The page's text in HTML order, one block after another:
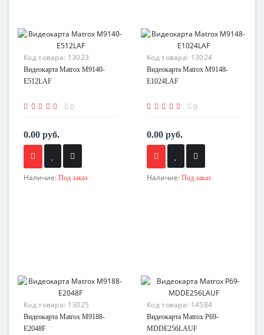
Код товара: 13023
Видеокарта Matrox M9140-
E512LAF
0
0.00 руб.
Наличие: Под заказ
Код товара: 13024
Видеокарта Matrox M9148-
E1024LAF
0
0.00 руб.
Наличие: Под заказ
Код товара: 13025
Видеокарта Matrox M9188-
E2048F
Код товара: 14584
Видеокарта Matrox P69-
MDDE256LAUF